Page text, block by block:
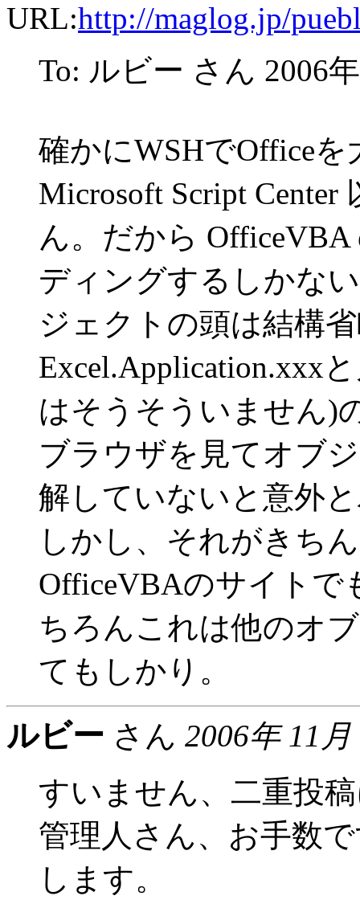
URL:http://maglog.jp/
To: ルビー さん 2006
確かにWSHでOffice
Microsoft Script
ん。だから
ディングするしかな
ジェクトの頭は結構
Excel.Application.xxx
はそうそういません)
ブラウザを見てオブ
解していないと意外
しかし、それがきち
OfficeVBAのサイトで
ちろんこれは他のオ
てもしかり。
ルビー さん 2006年 11
すいません、二重投
管理人さん、お手数
します。